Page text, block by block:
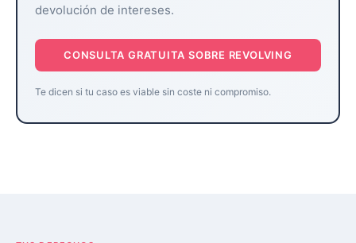
devolución de intereses.
CONSULTA GRATUITA SOBRE REVOLVING
Te dicen si tu caso es viable sin coste ni compromiso.